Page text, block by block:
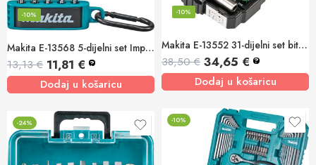
Makita E-13552 31-dijelni set bitova Impact Premier 25mm
-10%
38,50€ 34,65 € ?
Dodaj u košaricu
Makita E-13568 5-dijelni set Impact Premier bitova
-10%
13,13€ 11,81 € ?
Dodaj u košaricu
-10%
-24%